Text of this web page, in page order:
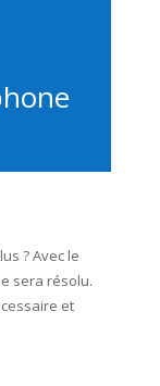
? Avec le
sera résolu.
et